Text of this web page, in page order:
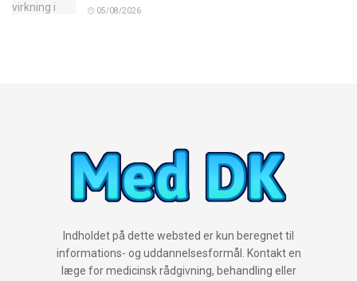
05/08/2026
Indholdet på dette websted er kun beregnet til
informations- og uddannelsesformål. Kontakt en
læge for medicinsk rådgivning, behandling eller